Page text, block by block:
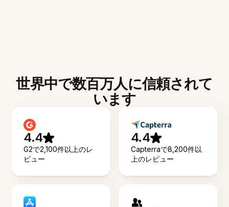
世界中で数百万人に信頼されて
います
4.4
G2で2,100件以上のレ
ビュー
4.4
Capterraで8,200件以
上のレビュー